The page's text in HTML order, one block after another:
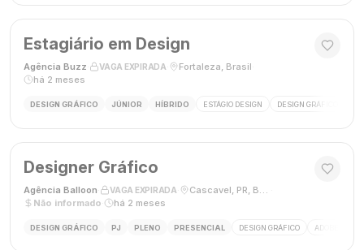
Estagiário em Design
Agência Buzz VAGA EXPIRADA Fortaleza, Brasil
há 2 meses
DESIGN GRÁFICO JÚNIOR HÍBRIDO ESTÁGIO DESIGN DESIGN GRÁFICO
Designer Gráfico
Agência Balloon VAGA EXPIRADA Cascavel, PR, Brasil
Não informado
há 2 meses
DESIGN GRÁFICO PJ PLENO PRESENCIAL DESIGN GRÁFICO ADOBE